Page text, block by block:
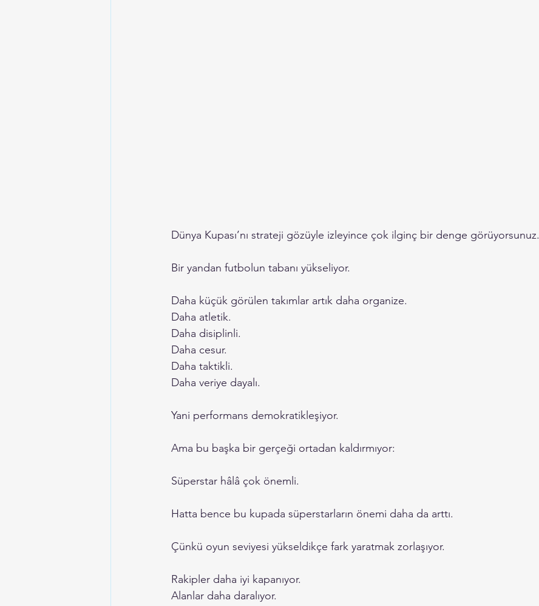
Dünya Kupası’nı strateji gözüyle izleyince çok ilginç bir denge görüyorsunuz.
Bir yandan futbolun tabanı yükseliyor.
Daha küçük görülen takımlar artık daha organize.
Daha atletik.
Daha disiplinli.
Daha cesur.
Daha taktikli.
Daha veriye dayalı.
Yani performans demokratikleşiyor.
Ama bu başka bir gerçeği ortadan kaldırmıyor:
Süperstar hâlâ çok önemli.
Hatta bence bu kupada süperstarların önemi daha da arttı.
Çünkü oyun seviyesi yükseldikçe fark yaratmak zorlaşıyor.
Rakipler daha iyi kapanıyor.
Alanlar daha daralıyor.